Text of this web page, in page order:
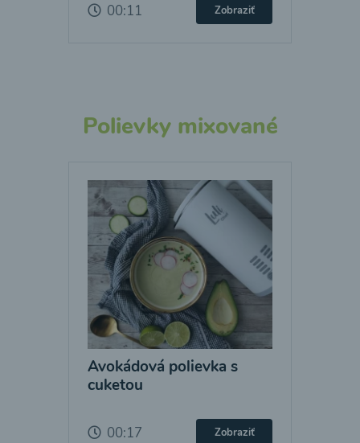
00:11 Zobraziť
Polievky mixované
Avokádová polievka s
cuketou
00:17 Zobraziť